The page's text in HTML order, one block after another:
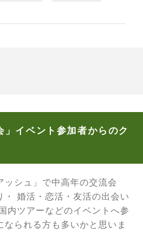
」イベント参加者からのク
シュ」で中高年の交流会
・ 婚活・恋活・友活の出会い
内ツアーなどのイベントへ参
られる方も多いかと思いま